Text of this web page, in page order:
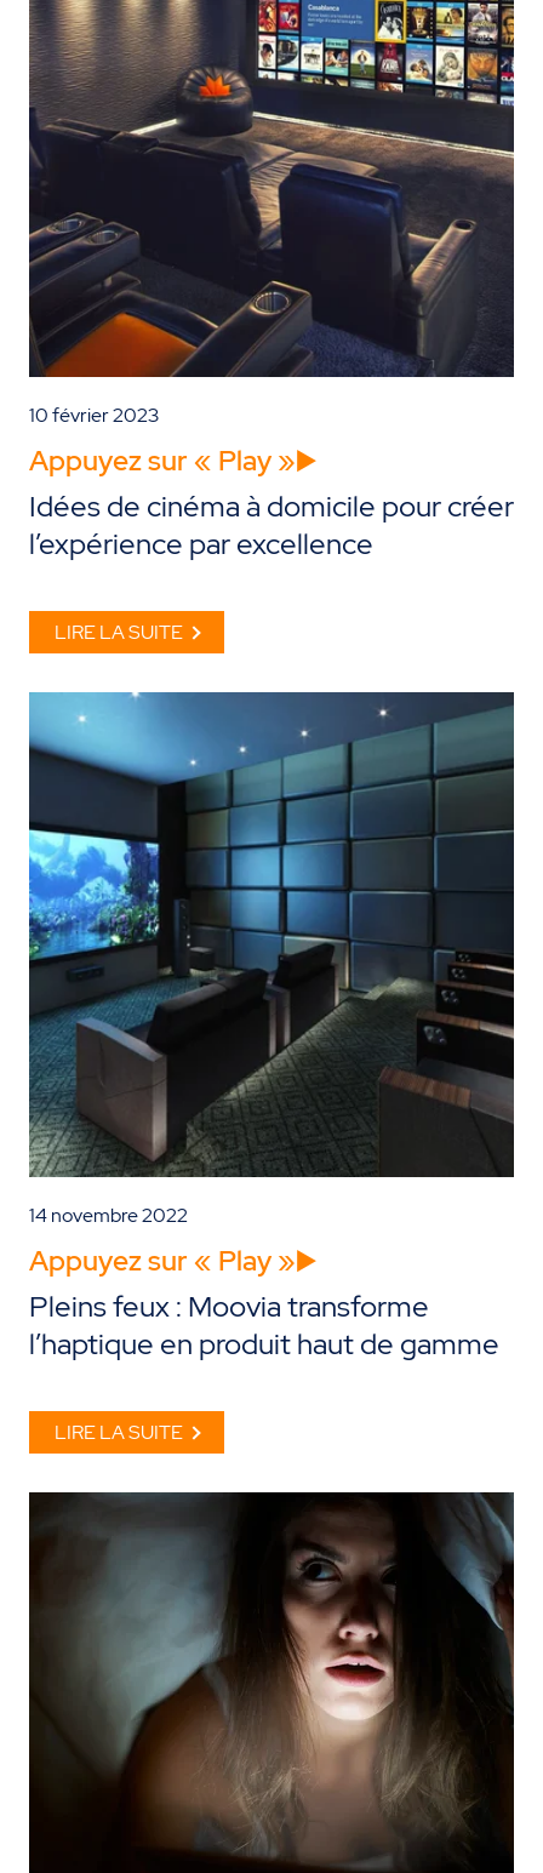
10 février 2023
Appuyez sur « Play »▶️
Idées de cinéma à domicile pour créer
l’expérience par excellence
LIRE LA SUITE
14 novembre 2022
Appuyez sur « Play »▶️
Pleins feux : Moovia transforme
l’haptique en produit haut de gamme
LIRE LA SUITE